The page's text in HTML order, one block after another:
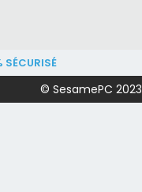
SÉCURISÉ
© SesamePC 2023